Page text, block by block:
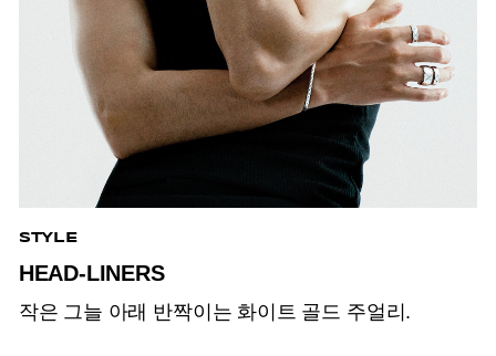
STYLE
HEAD-LINERS
작은 그늘 아래 반짝이는 화이트 골드 주얼리.